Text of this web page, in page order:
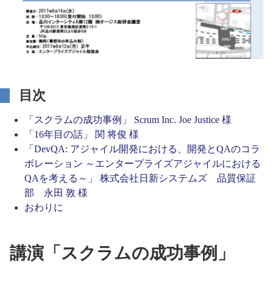
目次
「スクラムの成功事例」 Scrum Inc. Joe Justice 様
「16年目の話」 関 将俊 様
「DevQA: アジャイル開発における、開発とQAのコラ
ボレーション ～エンタープライズアジャイルにおける
QAを考える～」 株式会社日新システムズ 品質保証
部 永田 敦 様
おわりに
講演「スクラムの成功事例」